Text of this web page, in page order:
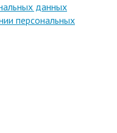
данных
персональных